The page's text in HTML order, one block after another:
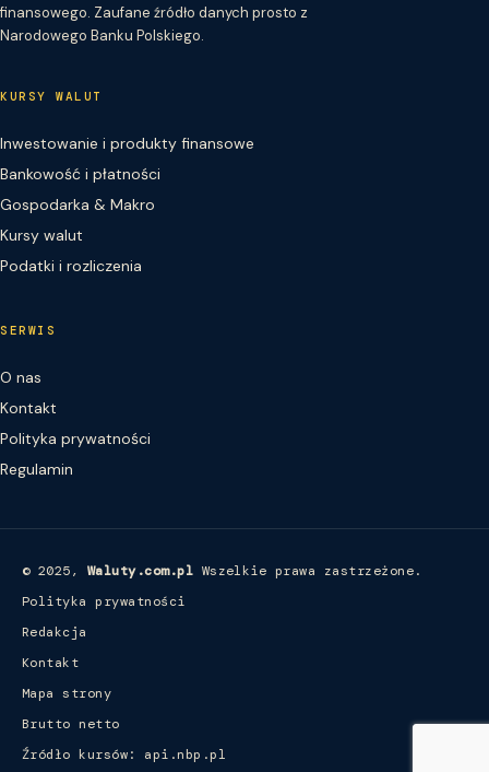
finansowego. Zaufane źródło danych prosto z
Narodowego Banku Polskiego.
KURSY WALUT
Inwestowanie i produkty finansowe
Bankowość i płatności
Gospodarka & Makro
Kursy walut
Podatki i rozliczenia
SERWIS
O nas
Kontakt
Polityka prywatności
Regulamin
© 2025, Waluty.com.pl Wszelkie prawa zastrzeżone.
Polityka prywatności
Redakcja
Kontakt
Mapa strony
Brutto netto
Źródło kursów: api.nbp.pl